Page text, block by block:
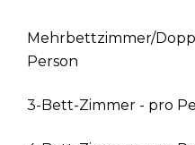
Mehrbettzimmer/
Person
3-Bett-Zimmer - pro